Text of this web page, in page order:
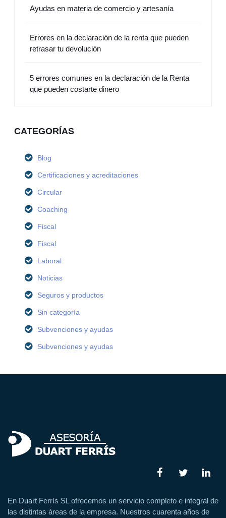
Ayudas en materia de comercio y artesanía
Errores en la declaración de la renta que pueden
retrasar tu devolución
5 errores comunes en la declaración de la Renta
que pueden costarte dinero
CATEGORÍAS
Blog
Certificaciones y acreditaciones
Circular
Coaching
Fiscal
Fiscal
Laboral
Noticias
Seguros y productos
Sin categoría
Subvenciones y ayudas
Subvenciones y ayudas
En Duart Ferrís SL ofrecemos un servicio completo e integral de
las distintas áreas de la empresa. Nuestros cuarenta años de